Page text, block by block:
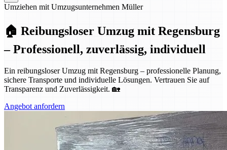
Umziehen mit Umzugsunternehmen Müller
🏠 Reibungsloser Umzug mit Regensburg
– Professionell, zuverlässig, individuell
Ein reibungsloser Umzug mit Regensburg – professionelle Planung,
sichere Transporte und individuelle Lösungen. Vertrauen Sie auf
Transparenz und Zuverlässigkeit. 🏡
Angebot anfordern